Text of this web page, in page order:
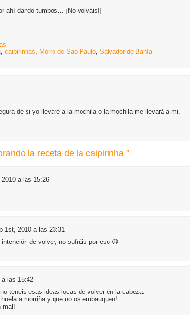
ahí dando tumbos… ¡No volváis!]
, caipirinhas, Morro de Sao Paulo, Salvador de Bahía
de si yo llevaré a la mochila o la mochila me llevará a mi.
la receta de la caipirinha ”
a las 15:26
1st, 2010 a las 23:31
intención de volver, no sufráis por eso 😉
a las 15:42
teneis esas ideas locas de volver en la cabeza.
huela a morriña y que no os embauquen!
mal!